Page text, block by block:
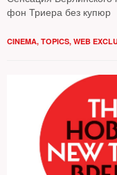
фон Триера без купюр
CINEMA, TOPICS, WEB